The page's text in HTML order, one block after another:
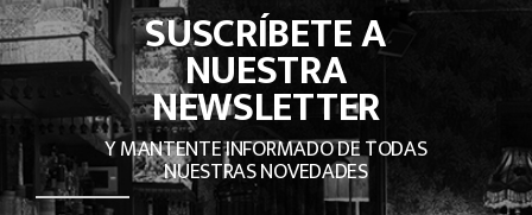
SUSCRÍBETE A
NUESTRA
NEWSLETTER
Y MANTENTE INFORMADO DE TODAS
NUESTRAS NOVEDADES